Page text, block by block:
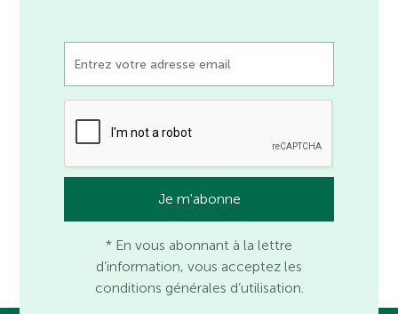
* En vous abonnant à la lettre
d’information, vous acceptez les
conditions générales d’utilisation.